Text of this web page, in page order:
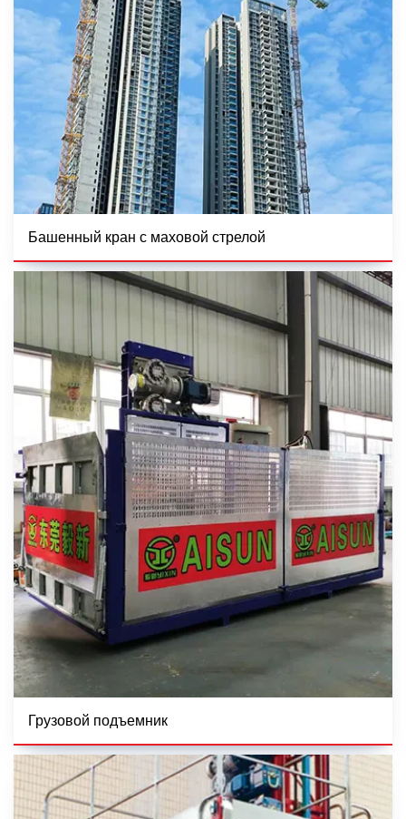
Башенный кран с маховой стрелой
Грузовой подъемник